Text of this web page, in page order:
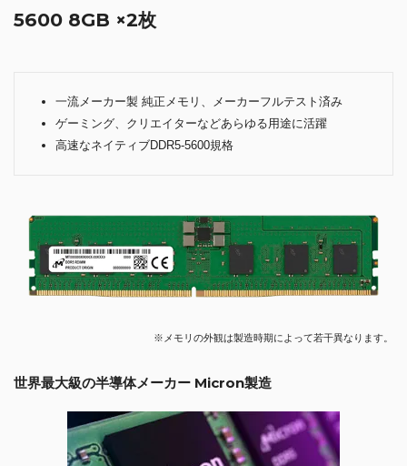
5600 8GB ×2枚
一流メーカー製 純正メモリ、メーカーフルテスト済み
ゲーミング、クリエイターなどあらゆる用途に活躍
高速なネイティブDDR5-5600規格
※メモリの外観は製造時期によって若干異なります。
世界最大級の半導体メーカー Micron製造